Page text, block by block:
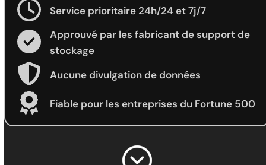
Service prioritaire 24h/24 et 7j/7
Approuvé par les fabricant de support de
stockage
Aucune divulgation de données
Fiable pour les entreprises du Fortune 500